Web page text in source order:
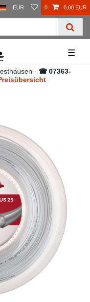
EUR 0 0,00 EUR
☰
- ☎ 07363-